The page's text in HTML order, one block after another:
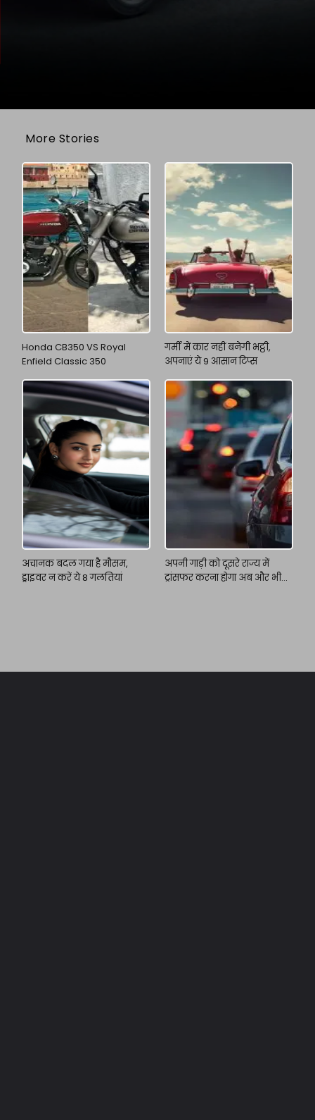
More Stories
Honda CB350 VS Royal
Enfield Classic 350
गर्मी में कार नहीं बनेगी भट्ठी,
अपनाएं ये 9 आसान टिप्स
अचानक बदल गया है मौसम,
ड्राइवर न करें ये 8 गलतियां
अपनी गाड़ी को दूसरे राज्य में
ट्रांसफर करना होगा अब और भी